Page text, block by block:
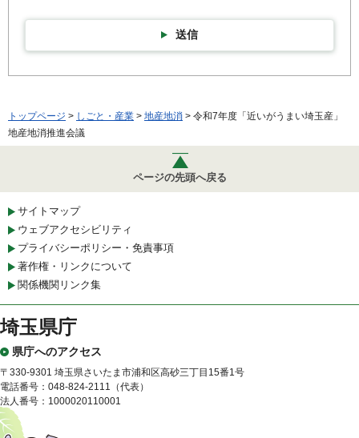
送信
トップページ > しごと・産業 > 地産地消 > 令和7年度「近いがうまい埼玉産」
地産地消推進会議
ページの先頭へ戻る
サイトマップ
ウェブアクセシビリティ
プライバシーポリシー・免責事項
著作権・リンクについて
関係機関リンク集
埼玉県庁
県庁へのアクセス
〒330-9301 埼玉県さいたま市浦和区高砂三丁目15番1号
電話番号：048-824-2111（代表）
法人番号：1000020110001